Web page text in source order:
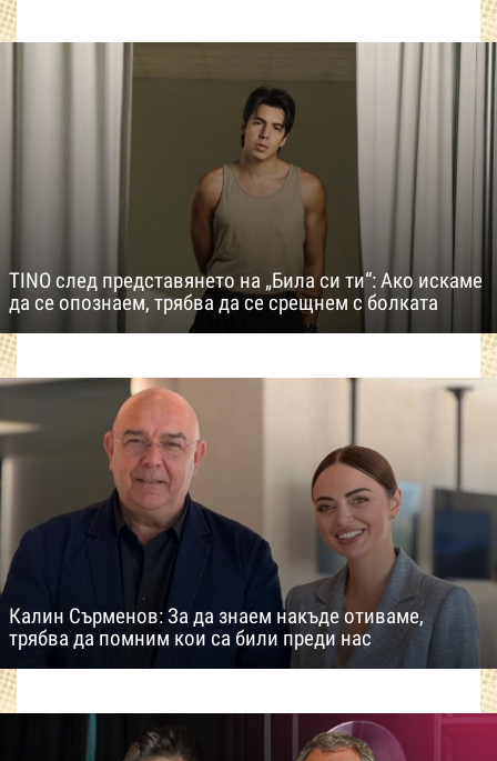
TINO след представянето на „Била си ти“: Ако искаме
да се опознаем, трябва да се срещнем с болката
Калин Сърменов: За да знаем накъде отиваме,
трябва да помним кои са били преди нас